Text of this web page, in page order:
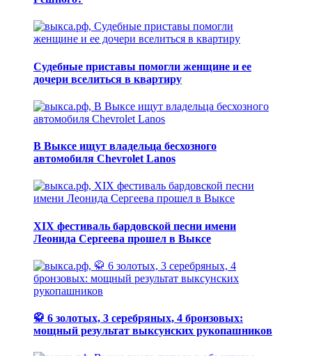
Судебные приставы помогли женщине и ее
дочери вселиться в квартиру
В Выксе ищут владельца бесхозного
автомобиля Chevrolet Lanos
XIX фестиваль бардовской песни имени
Леонида Сергеева прошел в Выксе
🥋 6 золотых, 3 серебряных, 4 бронзовых:
мощный результат выксунских рукопашников